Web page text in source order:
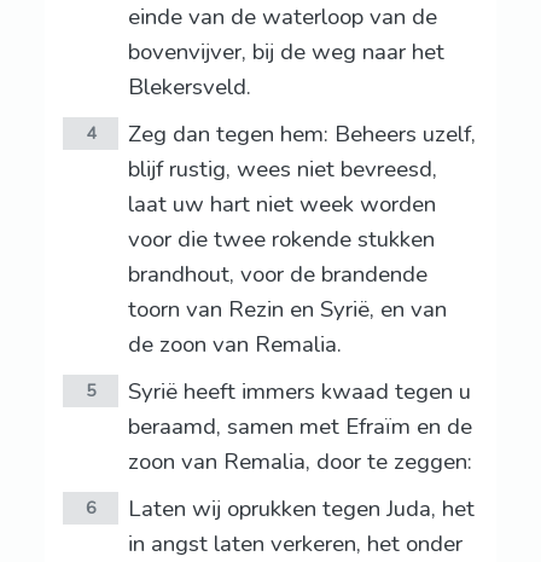
einde van de waterloop van de
bovenvijver, bij de weg naar het
Blekersveld.
4
Zeg dan tegen hem: Beheers uzelf,
blijf rustig, wees niet bevreesd,
laat uw hart niet week worden
voor die twee rokende stukken
brandhout, voor de brandende
toorn van Rezin en Syrië, en van
de zoon van Remalia.
5
Syrië heeft immers kwaad tegen u
beraamd, samen met Efraïm en de
zoon van Remalia, door te zeggen:
6
Laten wij oprukken tegen Juda, het
in angst laten verkeren, het onder